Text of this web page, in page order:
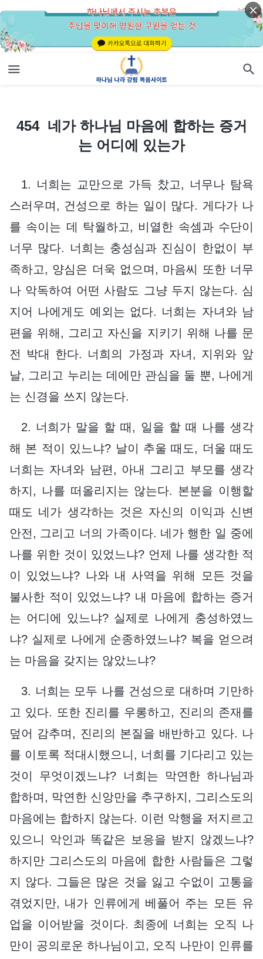
454 네가 하나님 마음에 합하는 증거는 어디에 있는가
454 네가 하나님 마음에 합하는 증거
는 어디에 있는가
1. 너희는 교만으로 가득 찼고, 너무나 탐욕
스러우며, 건성으로 하는 일이 많다. 게다가 나
를 속이는 데 탁월하고, 비열한 속셈과 수단이
너무 많다. 너희는 충성심과 진심이 한없이 부
족하고, 양심은 더욱 없으며, 마음씨 또한 너무
나 악독하여 어떤 사람도 그냥 두지 않는다. 심
지어 나에게도 예외는 없다. 너희는 자녀와 남
편을 위해, 그리고 자신을 지키기 위해 나를 문
전 박대 한다. 너희의 가정과 자녀, 지위와 앞
날, 그리고 누리는 데에만 관심을 둘 뿐, 나에게
는 신경을 쓰지 않는다.
2. 너희가 말을 할 때, 일을 할 때 나를 생각
해 본 적이 있느냐? 날이 추울 때도, 더울 때도
너희는 자녀와 남편, 아내 그리고 부모를 생각
하지, 나를 떠올리지는 않는다. 본분을 이행할
때도 네가 생각하는 것은 자신의 이익과 신변
안전, 그리고 너의 가족이다. 네가 행한 일 중에
나를 위한 것이 있었느냐? 언제 나를 생각한 적
이 있었느냐? 나와 내 사역을 위해 모든 것을
불사한 적이 있었느냐? 내 마음에 합하는 증거
는 어디에 있느냐? 실제로 나에게 충성하였느
냐? 실제로 나에게 순종하였느냐? 복을 얻으려
는 마음을 갖지는 않았느냐?
3. 너희는 모두 나를 건성으로 대하며 기만하
고 있다. 또한 진리를 우롱하고, 진리의 존재를
덮어 감추며, 진리의 본질을 배반하고 있다. 나
를 이토록 적대시했으니, 너희를 기다리고 있는
것이 무엇이겠느냐? 너희는 막연한 하나님과
합하며, 막연한 신앙만을 추구하지, 그리스도의
마음에는 합하지 않는다. 이런 악행을 저지르고
있으니 악인과 똑같은 보응을 받지 않겠느냐?
하지만 그리스도의 마음에 합한 사람들은 그렇
지 않다. 그들은 많은 것을 잃고 수없이 고통을
겪었지만, 내가 인류에게 베풀어 주는 모든 유
업을 이어받을 것이다. 최종에 너희는 오직 나
만이 공의로운 하나님이고, 오직 나만이 인류를